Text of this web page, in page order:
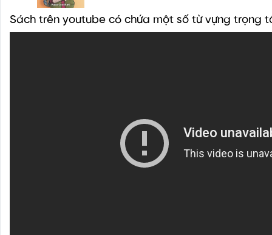
Sách trên youtube có chứa một số từ vựng trọng